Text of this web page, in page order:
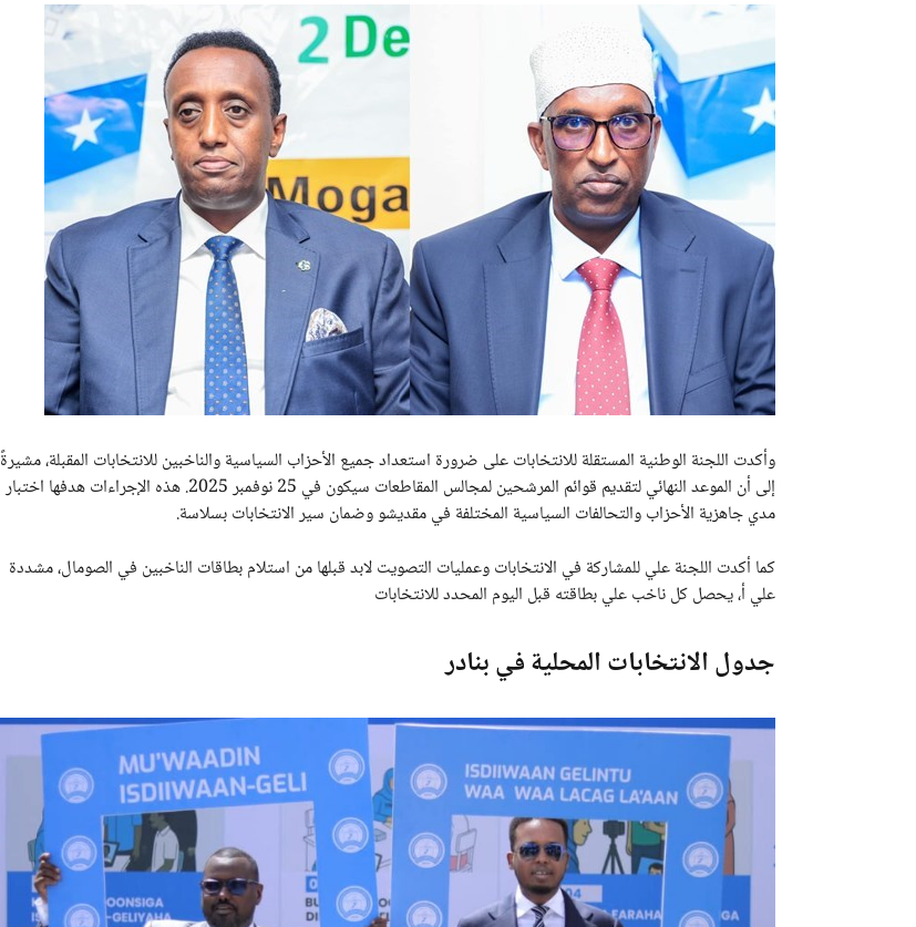
وأكدت اللجنة الوطنية المستقلة للانتخابات على ضرورة استعداد جميع الأحزاب السياسية والناخبين للانتخابات المقبلة، مشيرةً
إلى أن الموعد النهائي لتقديم قوائم المرشحين لمجالس المقاطعات سيكون في 25 نوفمبر 2025. هذه الإجراءات هدفها اختبار
مدي جاهزية الأحزاب والتحالفات السياسية المختلفة في مقديشو وضمان سير الانتخابات بسلاسة.
كما أكدت اللجنة علي للمشاركة في الانتخابات وعمليات التصويت لابد قبلها من استلام بطاقات الناخبين في الصومال، مشددة
علي أ، يحصل كل ناخب علي بطاقته قبل اليوم المحدد للانتخابات
جدول الانتخابات المحلية في بنادر